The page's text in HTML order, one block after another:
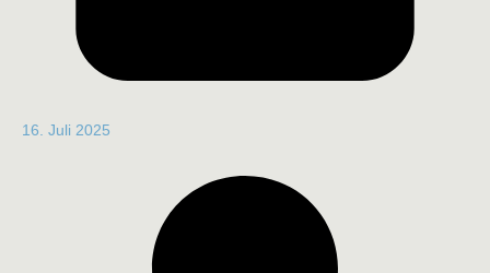
16. Juli 2025